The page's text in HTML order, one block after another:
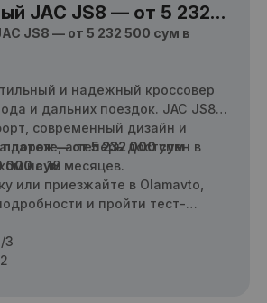
JAC JS8 — от 5 232
JS8 — от 5 232 500 сум в
и надежный кроссовер
и дальних поездок. JAC JS8
современный дизайн и
дороге, а теперь доступен в
на 18 месяцев.
— от 5 232 000 сум
000 сум
или приезжайте в Olamavto,
и пройти тест-
3